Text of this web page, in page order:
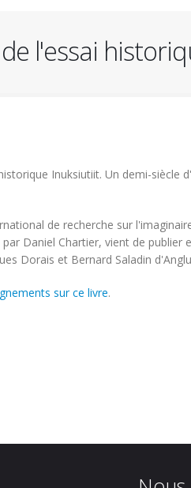
l'essai
Inuksiutiit. Un demi-siècle
de recherche sur
Daniel Chartier, vient de publier
Dorais et Bernard Saladin
sur ce livre.